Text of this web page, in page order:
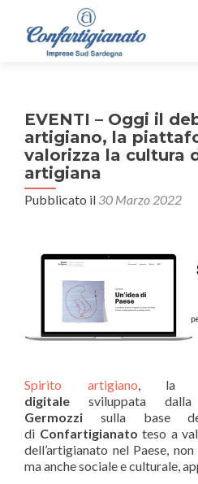
EVENTI – Oggi il
artigiano, la
valorizza la cultura
artigiana
Pubblicato il 30 Marzo 2022
Spirito artigiano, la
digitale sviluppata
Germozzi sulla base
di Confartigianato teso a
dell’artigianato nel Paese,
ma anche sociale e culturale,